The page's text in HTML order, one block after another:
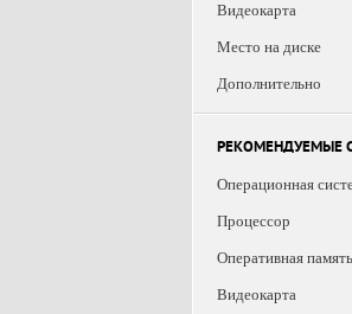
Видеокарта
Место на диске
Дополнительно
РЕКОМЕНДУЕМЫЕ
Операционная
Процессор
Оперативная память
Видеокарта